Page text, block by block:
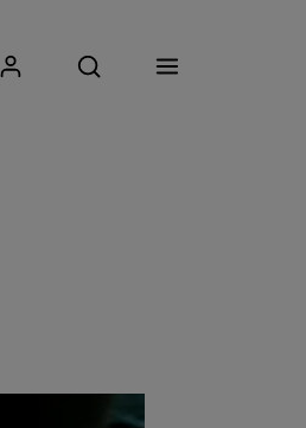
Mitt KristianiaÅpne søk
Skriv inn søkefrase
Søk
Meny